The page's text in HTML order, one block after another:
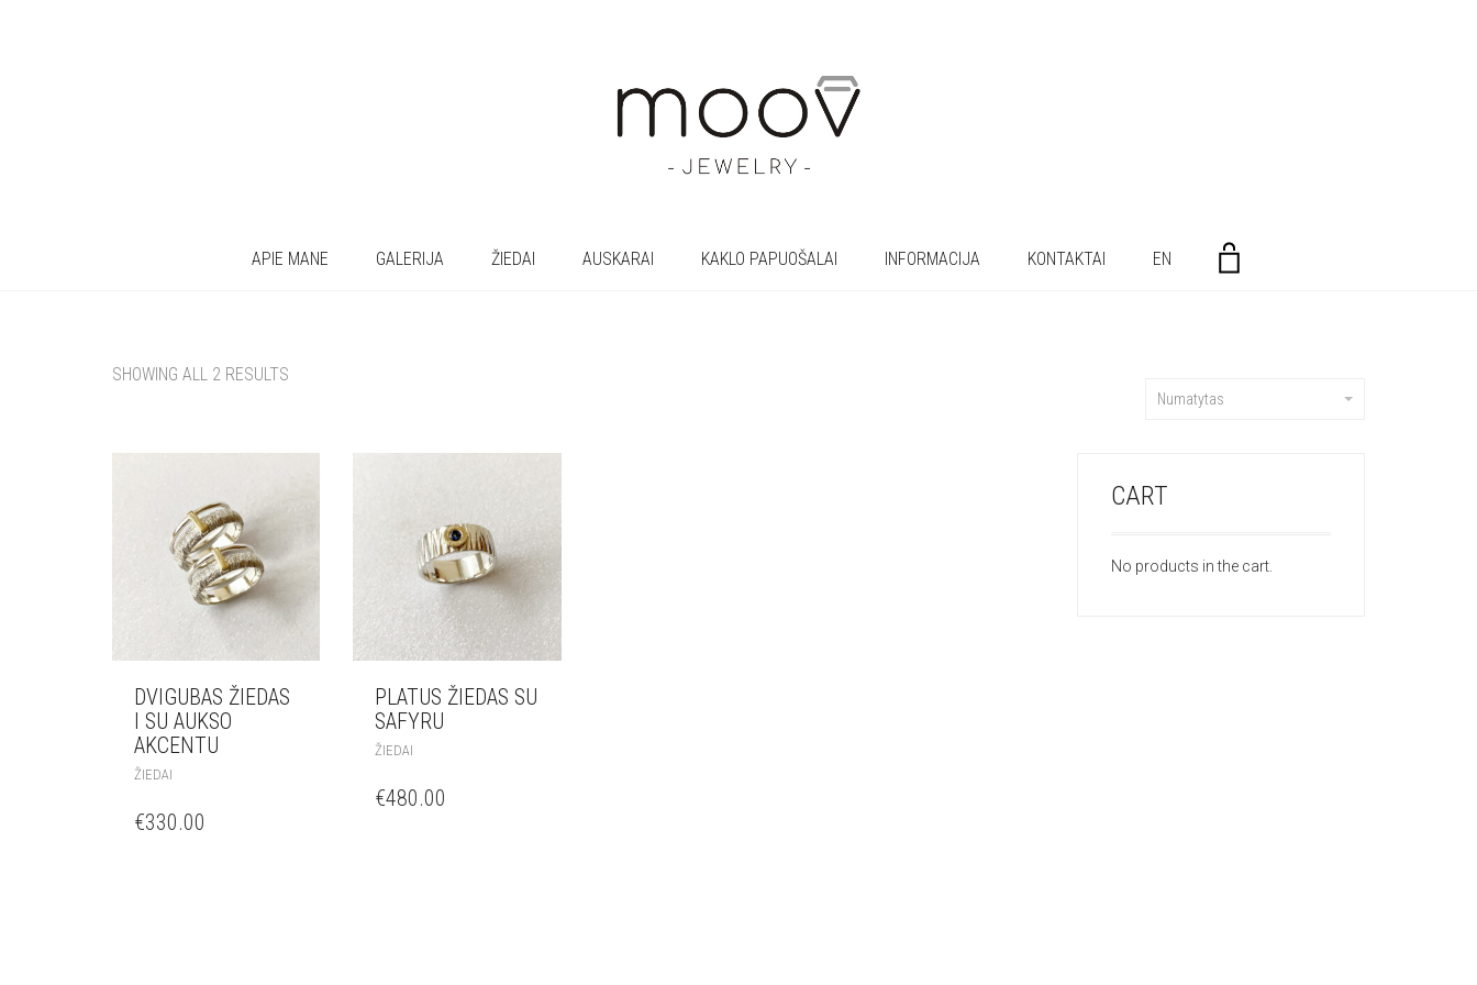
APIE MANE GALERIJA ŽIEDAI AUSKARAI KAKLO PAPUOŠALAI INFORMACIJA KONTAKTAI EN
SHOWING ALL 2 RESULTS
Numatytas
DVIGUBAS ŽIEDAS
I SU AUKSO
AKCENTU
ŽIEDAI
€330.00
PLATUS ŽIEDAS SU
SAFYRU
ŽIEDAI
€480.00
CART
No products in the cart.